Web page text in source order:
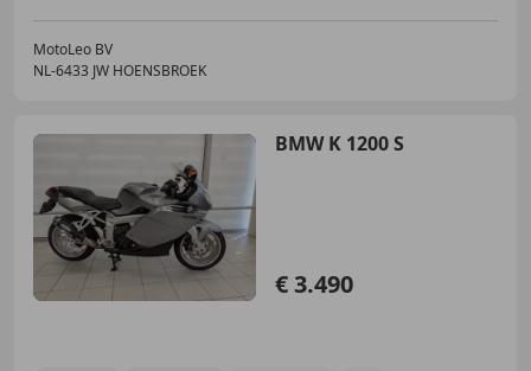
MotoLeo BV
NL-6433 JW HOENSBROEK
BMW K 1200 S
€ 3.490